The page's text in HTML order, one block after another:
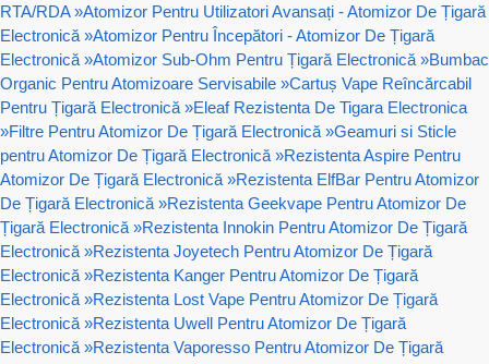
RTA/RDA »Atomizor Pentru Utilizatori Avansați - Atomizor De Țigară
Electronică »Atomizor Pentru Începători - Atomizor De Țigară
Electronică »Atomizor Sub-Ohm Pentru Țigară Electronică »Bumbac
Organic Pentru Atomizoare Servisabile »Cartuș Vape Reîncărcabil
Pentru Țigară Electronică »Eleaf Rezistenta De Tigara Electronica
»Filtre Pentru Atomizor De Țigară Electronică »Geamuri si Sticle
pentru Atomizor De Țigară Electronică »Rezistenta Aspire Pentru
Atomizor De Țigară Electronică »Rezistenta ElfBar Pentru Atomizor
De Țigară Electronică »Rezistenta Geekvape Pentru Atomizor De
Țigară Electronică »Rezistenta Innokin Pentru Atomizor De Țigară
Electronică »Rezistenta Joyetech Pentru Atomizor De Țigară
Electronică »Rezistenta Kanger Pentru Atomizor De Țigară
Electronică »Rezistenta Lost Vape Pentru Atomizor De Țigară
Electronică »Rezistenta Uwell Pentru Atomizor De Țigară
Electronică »Rezistenta Vaporesso Pentru Atomizor De Țigară